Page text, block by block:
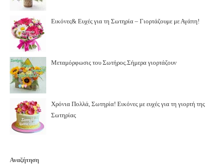
Εικόνες& Ευχές για τη Σωτηρία – Γιορτάζουμε με Αγάπη!
Μεταμόρφωσις του Σωτήρος.Σήμερα γιορτάζουν
Χρόνια Πολλά, Σωτηρία! Εικόνες με ευχές για τη γιορτή της
Σωτηρίας
Αναζήτηση